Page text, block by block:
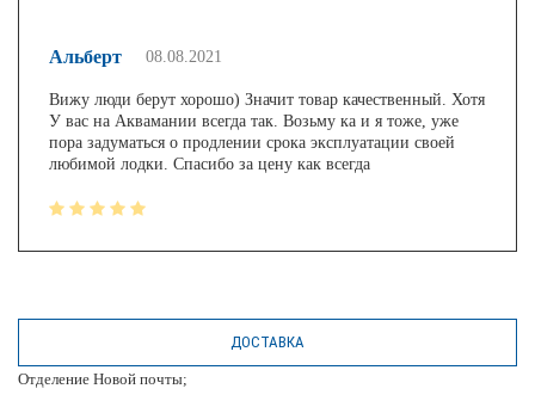
Альберт 08.08.2021
Вижу люди берут хорошо) Значит товар качественный. Хотя
У вас на Аквамании всегда так. Возьму ка и я тоже, уже
пора задуматься о продлении срока эксплуатации своей
любимой лодки. Спасибо за цену как всегда
ДОСТАВКА
Отделение Новой почты;